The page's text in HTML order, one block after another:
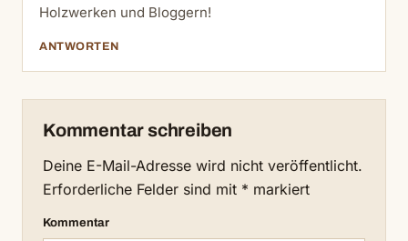
Holzwerken und Bloggern!
ANTWORTEN
Kommentar schreiben
Deine E-Mail-Adresse wird nicht veröffentlicht.
Erforderliche Felder sind mit * markiert
Kommentar